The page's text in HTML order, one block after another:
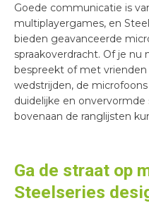
Goede communicatie is
multiplayergames, en
bieden geavanceerde
spraakoverdracht. Of je
bespreekt of met
wedstrijden, de
duidelijke en
bovenaan de ranglijsten
Ga de straat op
Steelseries